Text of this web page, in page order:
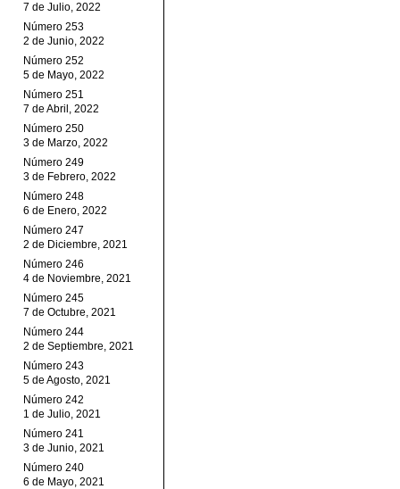
7 de Julio, 2022
Número 253
2 de Junio, 2022
Número 252
5 de Mayo, 2022
Número 251
7 de Abril, 2022
Número 250
3 de Marzo, 2022
Número 249
3 de Febrero, 2022
Número 248
6 de Enero, 2022
Número 247
2 de Diciembre, 2021
Número 246
4 de Noviembre, 2021
Número 245
7 de Octubre, 2021
Número 244
2 de Septiembre, 2021
Número 243
5 de Agosto, 2021
Número 242
1 de Julio, 2021
Número 241
3 de Junio, 2021
Número 240
6 de Mayo, 2021